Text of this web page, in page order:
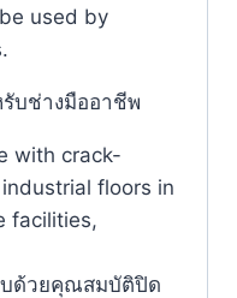
used by
บช่างมืออาชีพ
with crack-
floors in
facilities,
บด้วยคุณสมบัติปิด